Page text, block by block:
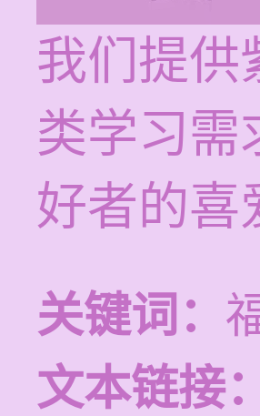
我们提供
类学习需
好者的喜
关键词：
文本链接：